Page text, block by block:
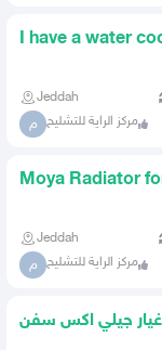
I have a water
Jeddah
م مركز الراية للتشليح
Moya Radiator
Jeddah
م مركز الراية للتشليح